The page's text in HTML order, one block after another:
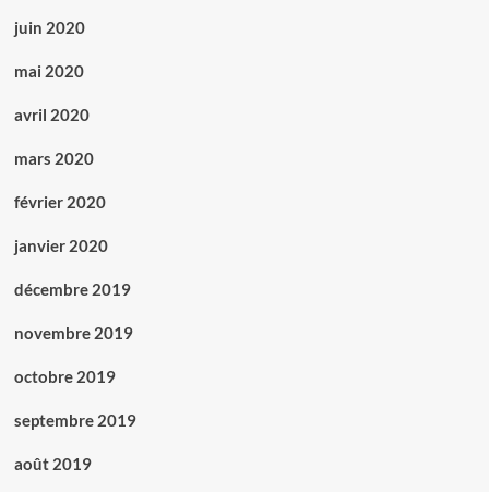
juin 2020
mai 2020
avril 2020
mars 2020
février 2020
janvier 2020
décembre 2019
novembre 2019
octobre 2019
septembre 2019
août 2019